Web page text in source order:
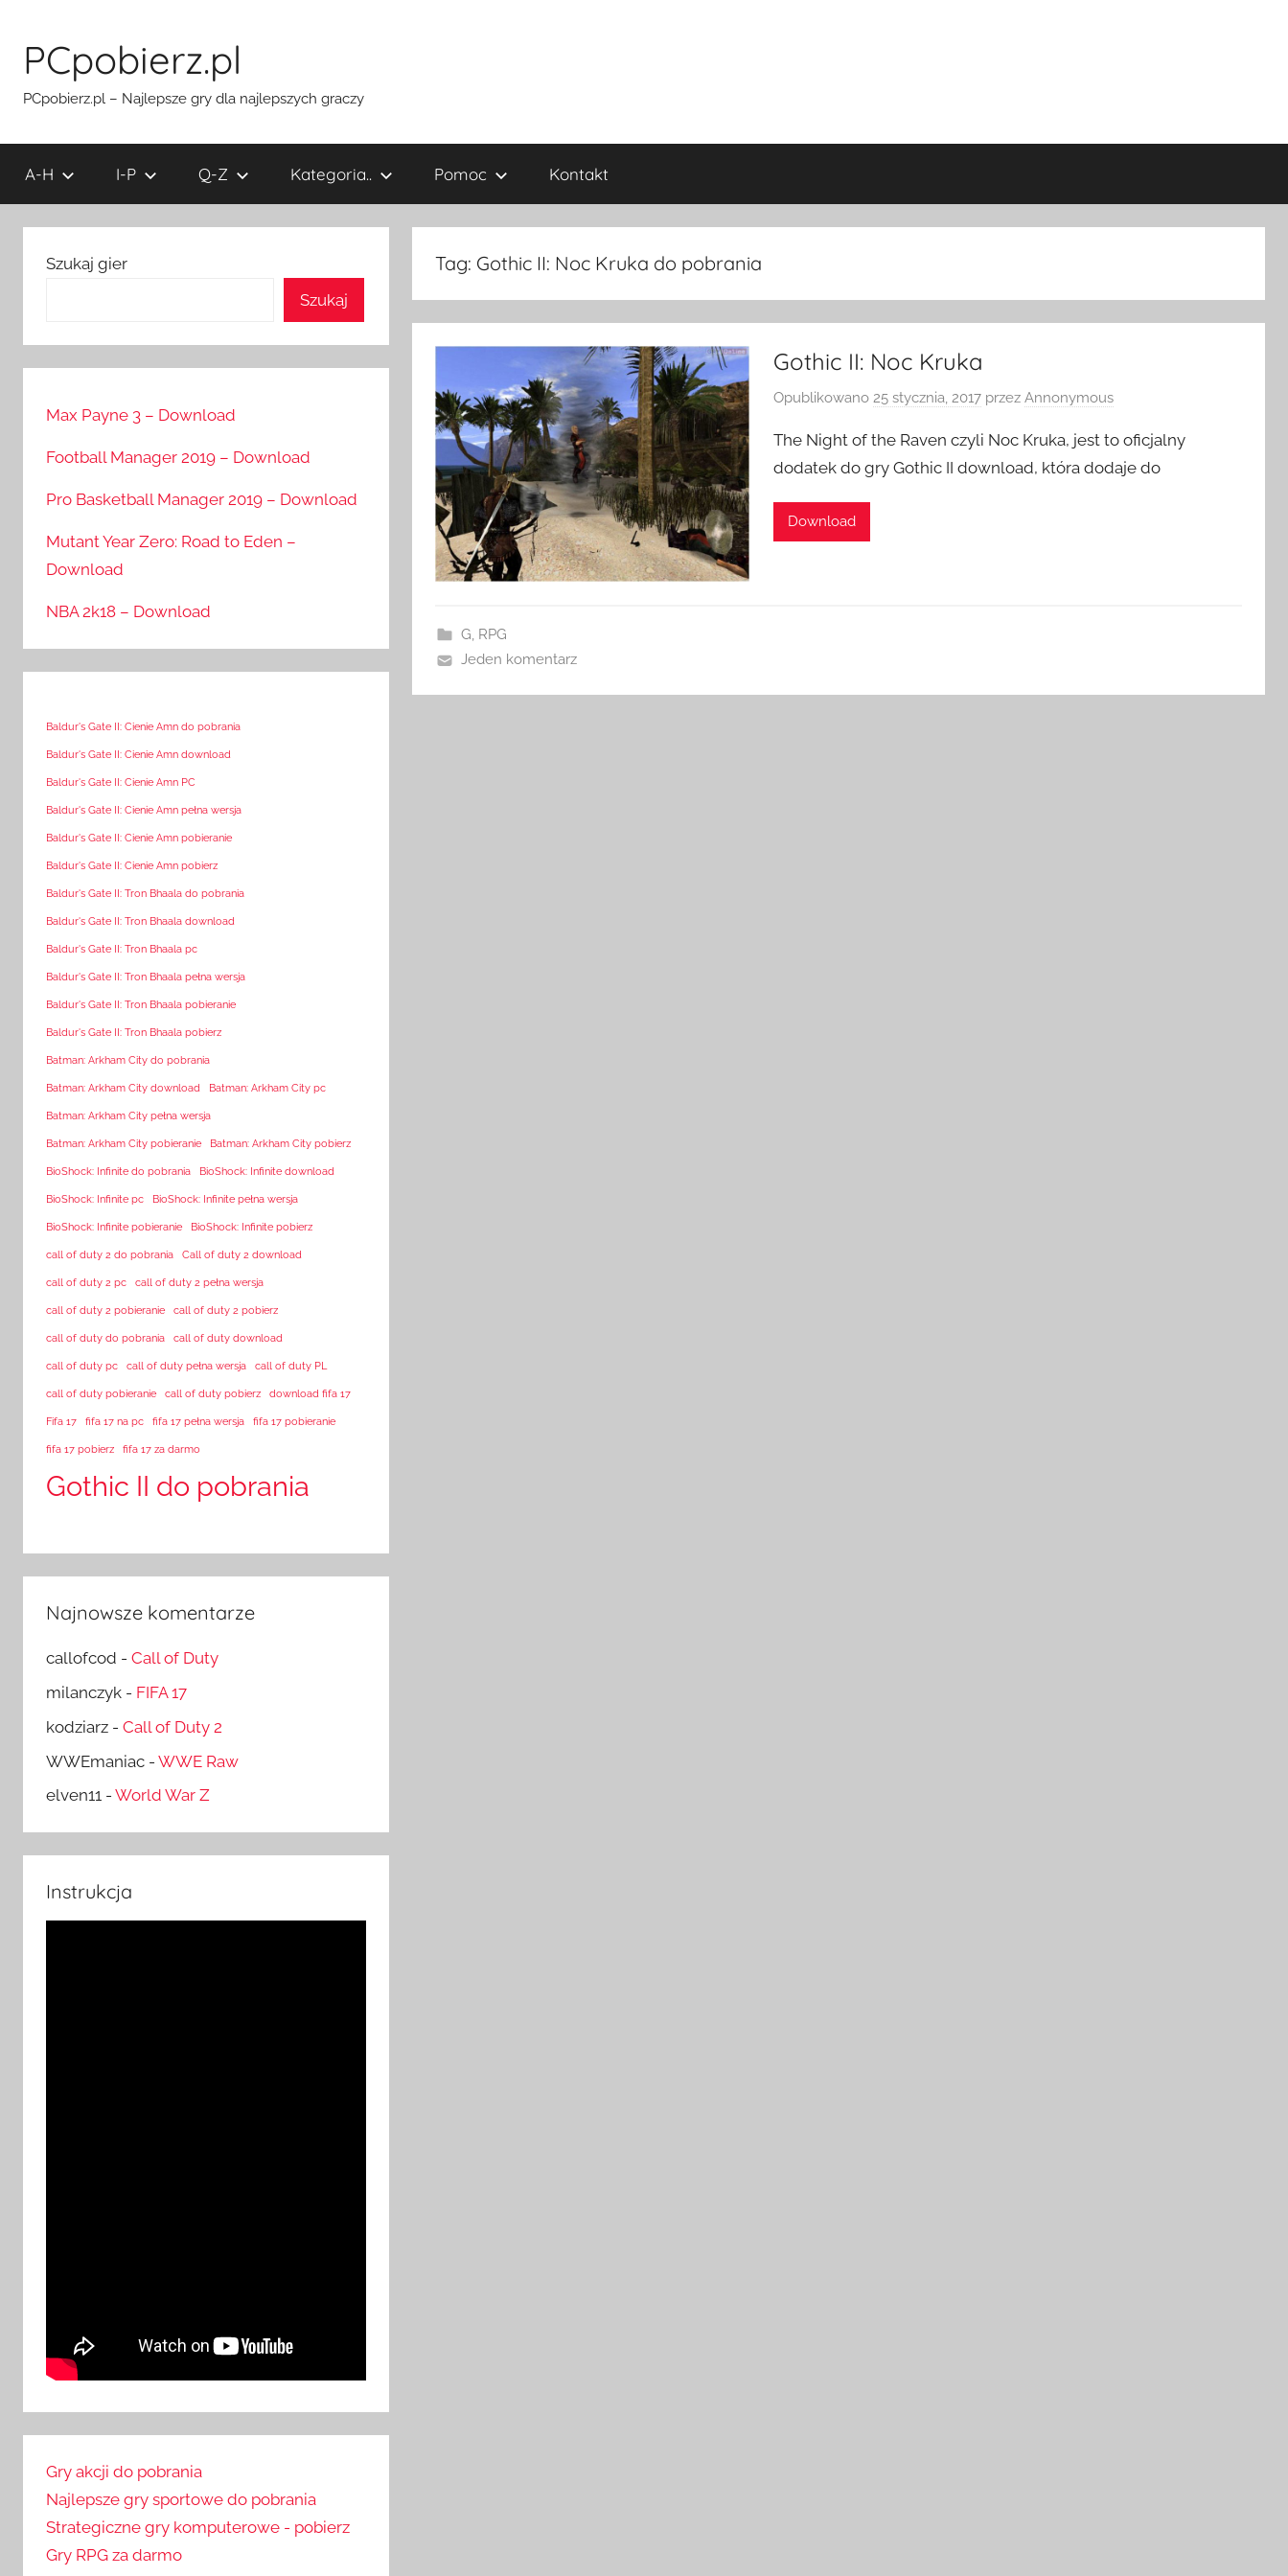
treściPCpobierz.pl
PCpobierz.pl – Najlepsze gry dla najlepszych graczy
A-H I-P Q-Z Kategoria.. Pomoc Kontakt
Tag: Gothic II: Noc Kruka do pobrania
Gothic II: Noc Kruka
Opublikowano 25 stycznia, 2017 przezAnnonymous
The Night of the Raven czyli Noc Kruka, jest to oficjalny
dodatek do gry Gothic II download, która dodaje do
Download
G, RPG
Jeden komentarz
Szukaj gier
Szukaj
Max Payne 3 – Download
Football Manager 2019 – Download
Pro Basketball Manager 2019 – Download
Mutant Year Zero: Road to Eden –
Download
NBA 2k18 – Download
Baldur's Gate II: Cienie Amn do pobrania
Baldur's Gate II: Cienie Amn download
Baldur's Gate II: Cienie Amn PC
Baldur's Gate II: Cienie Amn pełna wersja
Baldur's Gate II: Cienie Amn pobieranie
Baldur's Gate II: Cienie Amn pobierz
Baldur's Gate II: Tron Bhaala do pobrania
Baldur's Gate II: Tron Bhaala download
Baldur's Gate II: Tron Bhaala pc
Baldur's Gate II: Tron Bhaala pełna wersja
Baldur's Gate II: Tron Bhaala pobieranie
Baldur's Gate II: Tron Bhaala pobierz
Batman: Arkham City do pobrania
Batman: Arkham City download Batman: Arkham City pc
Batman: Arkham City pełna wersja
Batman: Arkham City pobieranie Batman: Arkham City pobierz
BioShock: Infinite do pobrania BioShock: Infinite download
BioShock: Infinite pc BioShock: Infinite pełna wersja
BioShock: Infinite pobieranie BioShock: Infinite pobierz
call of duty 2 do pobrania Call of duty 2 download
call of duty 2 pc call of duty 2 pełna wersja
call of duty 2 pobieranie call of duty 2 pobierz
call of duty do pobrania call of duty download
call of duty pc call of duty pełna wersja call of duty PL
call of duty pobieranie call of duty pobierz download fifa 17
Fifa 17 fifa 17 na pc fifa 17 pełna wersja fifa 17 pobieranie
fifa 17 pobierz fifa 17 za darmo
Gothic II do pobrania
Najnowsze komentarze
callofcod - Call of Duty
milanczyk - FIFA 17
kodziarz - Call of Duty 2
WWEmaniac - WWE Raw
elven11 - World War Z
Instrukcja
Gry akcji do pobrania
Najlepsze gry sportowe do pobrania
Strategiczne gry komputerowe - pobierz
Gry RPG za darmo